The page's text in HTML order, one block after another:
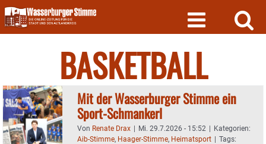
Skip
to
content
BASKETBALL
Mit der Wasserburger Stimme ein
Sport-Schmankerl
Von Renate Drax | Mi. 29.7.2026 - 15:52 | Kategorien:
Aib-Stimme, Haager-Stimme, Heimatsport | Tags: